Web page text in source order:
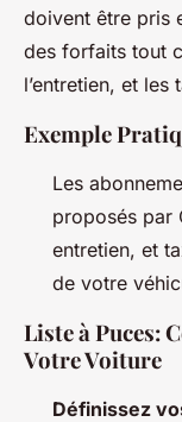
doivent être pris
des forfaits tout
l’entretien, et les
Exemple
Les
proposés par
entretien, et
de votre
Liste à Puces:
Votre Voiture
Définissez